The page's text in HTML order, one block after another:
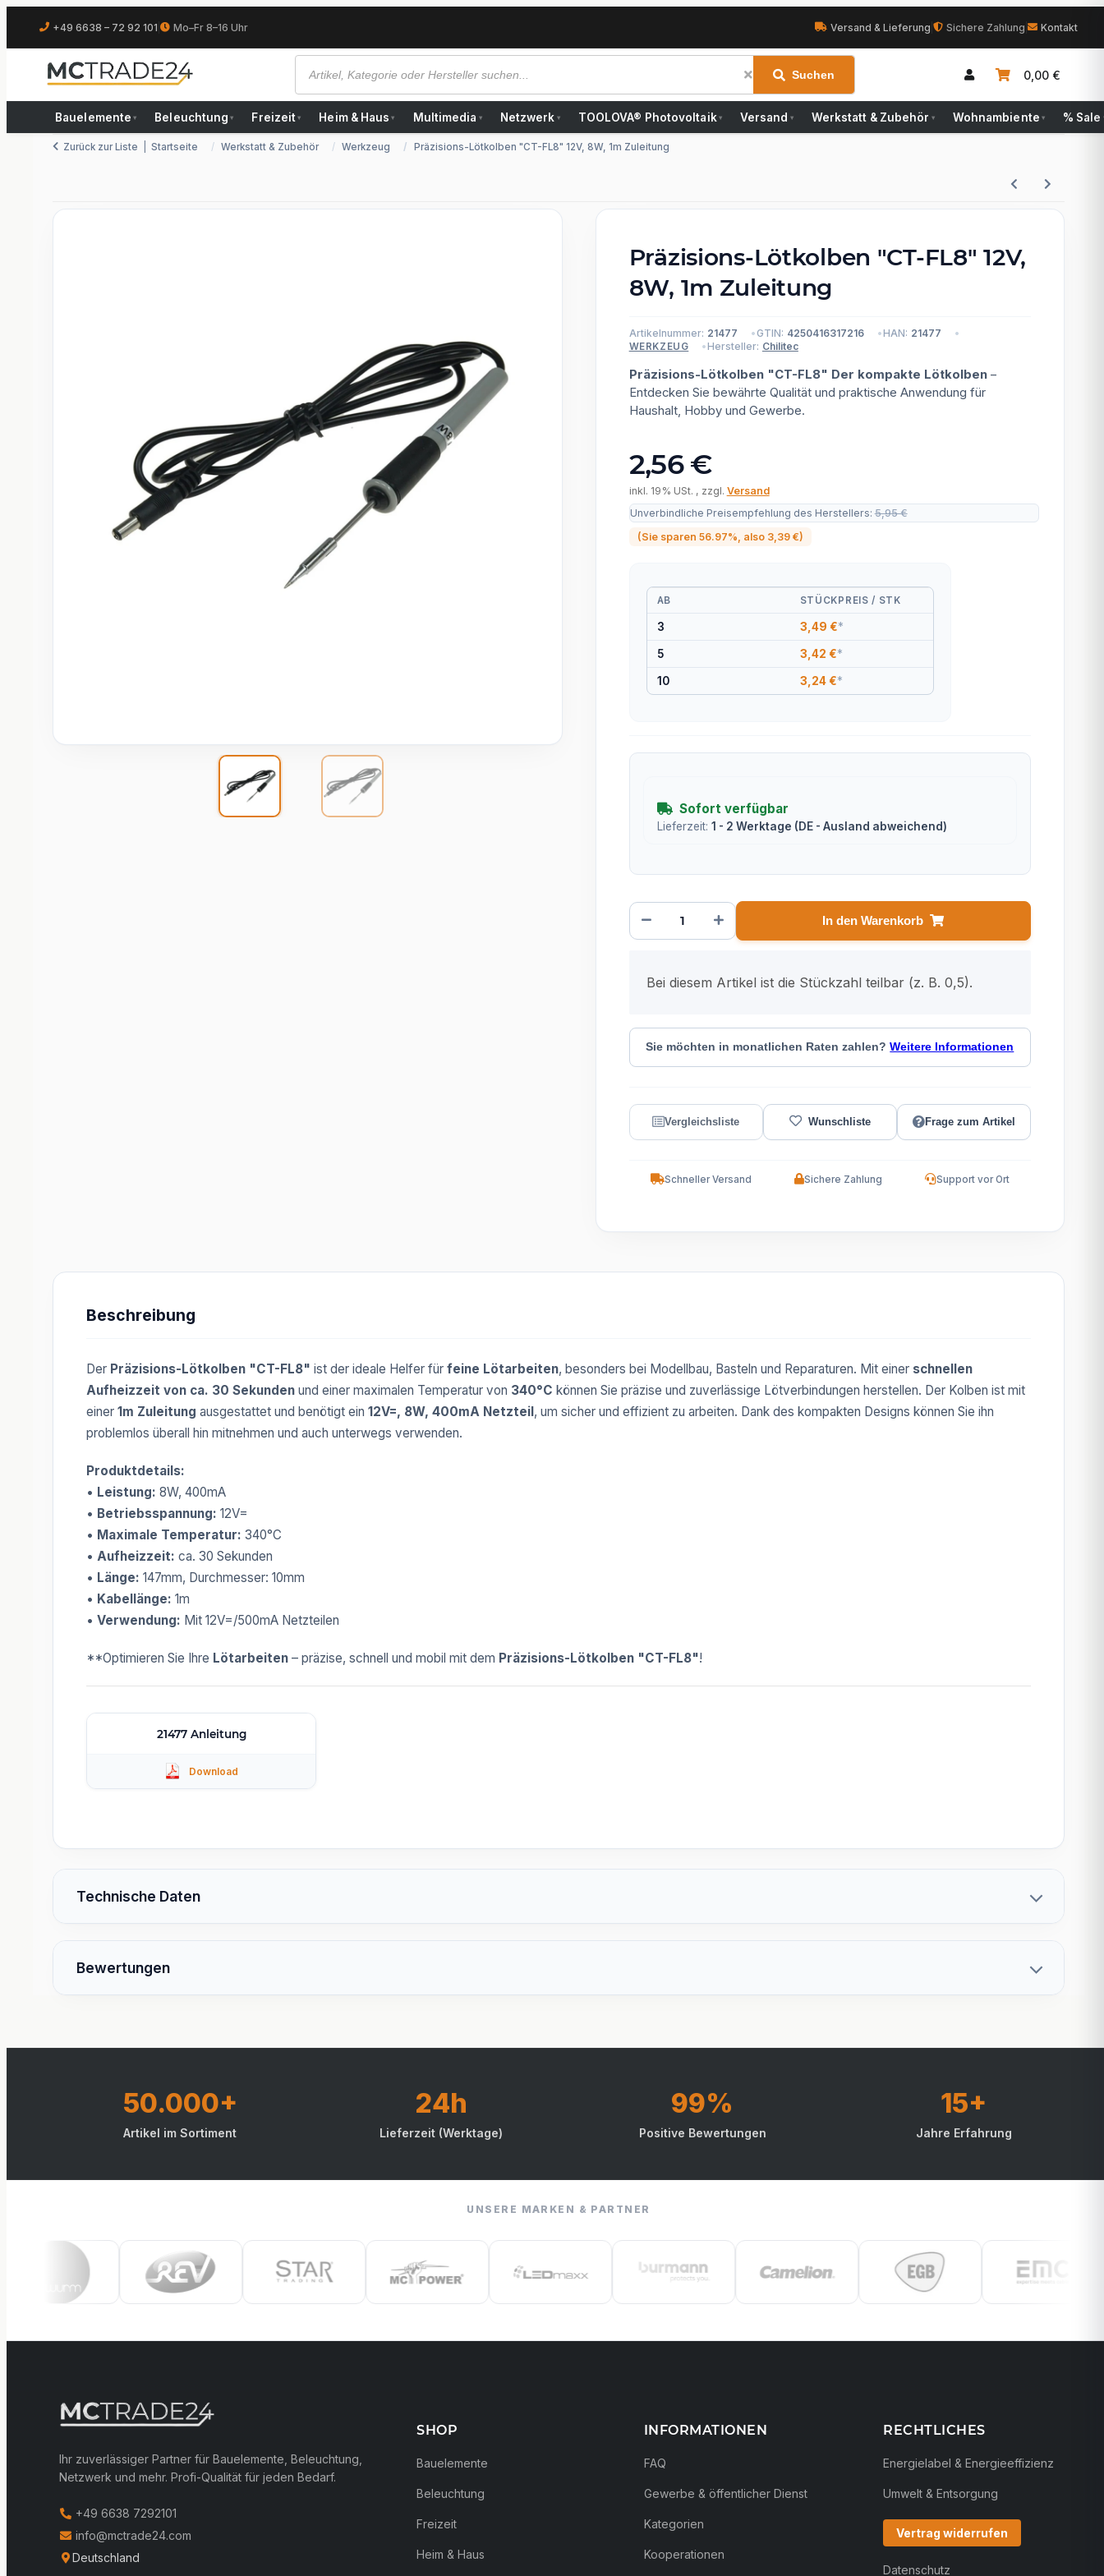
+49 6638 – 72 92 101 Mo–Fr 8–16 Uhr Versand & Lieferung Sichere Zahlung Kontakt
Suchen 0,00 €
Bauelemente ▾ Beleuchtung ▾ Freizeit ▾ Heim & Haus ▾ Multimedia ▾ Netzwerk ▾ TOOLOVA® Photovoltaik ▾ Versand ▾ Werkstatt & Zubehör ▾ Wohnambiente ▾ % Sale
Zurück zur Liste Startseite Werkstatt & Zubehör Werkzeug Präzisions-Lötkolben "CT-FL8" 12V, 8W, 1m Zuleitung
Präzisions-Lötkolben "CT-FL8" 12V,
8W, 1m Zuleitung
Artikelnummer: 21477 GTIN: 4250416317216 HAN: 21477
WERKZEUG Hersteller: Chilitec
Präzisions-Lötkolben "CT-FL8" Der kompakte Lötkolben–
Entdecken Sie bewährte Qualität und praktische Anwendung für
Haushalt, Hobby und Gewerbe.
2,56 €
inkl. 19% USt. , zzgl. Versand
Unverbindliche Preisempfehlung des Herstellers:5,95 €
(Sie sparen 56.97% , also 3,39 €)
AB STÜCKPREIS / STK
3 3,49 €*
5 3,42 €*
10 3,24 €*
Sofort verfügbar
Lieferzeit: 1 - 2 Werktage (DE - Ausland abweichend)
In den Warenkorb
Bei diesem Artikel ist die Stückzahl teilbar (z. B. 0,5).
Sie möchten in monatlichen Raten zahlen?Weitere Informationen
Frage zum Artikel
Schneller Versand Sichere Zahlung Support vor Ort
Beschreibung
Der Präzisions-Lötkolben "CT-FL8" ist der ideale Helfer für feine Lötarbeiten, besonders bei Modellbau, Basteln und Reparaturen. Mit einer schnellen
Aufheizzeit von ca. 30 Sekunden und einer maximalen Temperatur von 340°C können Sie präzise und zuverlässige Lötverbindungen herstellen. Der Kolben ist mit
einer 1m Zuleitung ausgestattet und benötigt ein 12V=, 8W, 400mA Netzteil, um sicher und effizient zu arbeiten. Dank des kompakten Designs können Sie ihn
problemlos überall hin mitnehmen und auch unterwegs verwenden.
Produktdetails:
• Leistung: 8W, 400mA
• Betriebsspannung: 12V=
• Maximale Temperatur: 340°C
• Aufheizzeit: ca. 30 Sekunden
• Länge: 147mm, Durchmesser: 10mm
• Kabellänge: 1m
• Verwendung: Mit 12V=/500mA Netzteilen
**Optimieren Sie Ihre Lötarbeiten – präzise, schnell und mobil mit dem Präzisions-Lötkolben "CT-FL8"!
21477 Anleitung
Technische Daten
Bewertungen
50.000+
Artikel im Sortiment
24h
Lieferzeit (Werktage)
99%
Positive Bewertungen
15+
Jahre Erfahrung
UNSERE MARKEN & PARTNER
Ihr zuverlässiger Partner für Bauelemente, Beleuchtung,
Netzwerk und mehr. Profi-Qualität für jeden Bedarf.
+49 6638 7292101
info@mctrade24.com
Deutschland
SHOP
Bauelemente
Beleuchtung
Freizeit
Heim & Haus
INFORMATIONEN
FAQ
Gewerbe & öffentlicher Dienst
Kategorien
Kooperationen
RECHTLICHES
Energielabel & Energieeffizienz
Umwelt & Entsorgung
Vertrag widerrufen
Datenschutz